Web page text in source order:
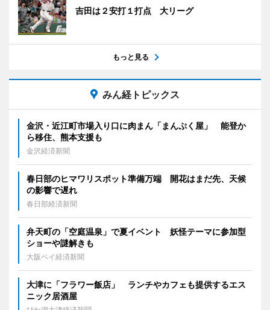
吉田は２安打１打点 大リーグ
もっと見る
みん経トピックス
金沢・近江町市場入り口に肉まん「まんぷく屋」 能登か
ら移住、熊本支援も
金沢経済新聞
春日部のヒマワリスポット準備万端 開花はまだ先、天候
の影響で遅れ
春日部経済新聞
弁天町の「空庭温泉」で夏イベント 妖怪テーマに参加型
ショーや謎解きも
大阪ベイ経済新聞
大津に「フラワー飯店」 ランチやカフェも提供するエス
ニック居酒屋